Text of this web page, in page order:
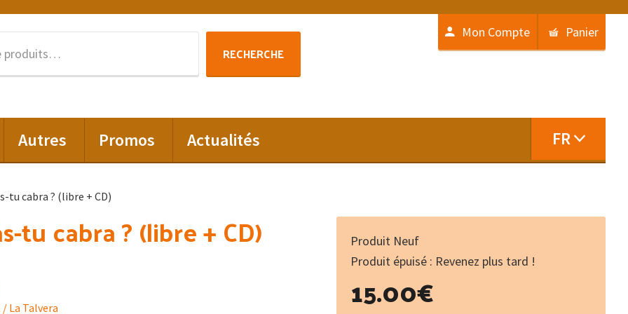
RECHERCHE
Mon Compte Panier
Autres Promos Actualités FR
tu cabra ? (libre + CD)
tu cabra ? (libre + CD)
/ La Talvera
Produit Neuf
Produit épuisé : Revenez plus tard !
15.00€